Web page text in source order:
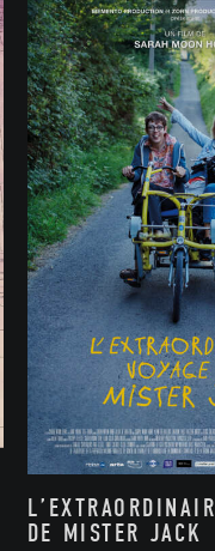
DE MISTER JACK